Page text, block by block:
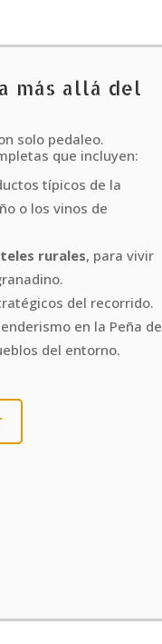
más allá del
solo pedaleo.
que incluyen:
típicos de la
o los vinos de
rurales, para vivir
del recorrido.
en la Peña de
del entorno.